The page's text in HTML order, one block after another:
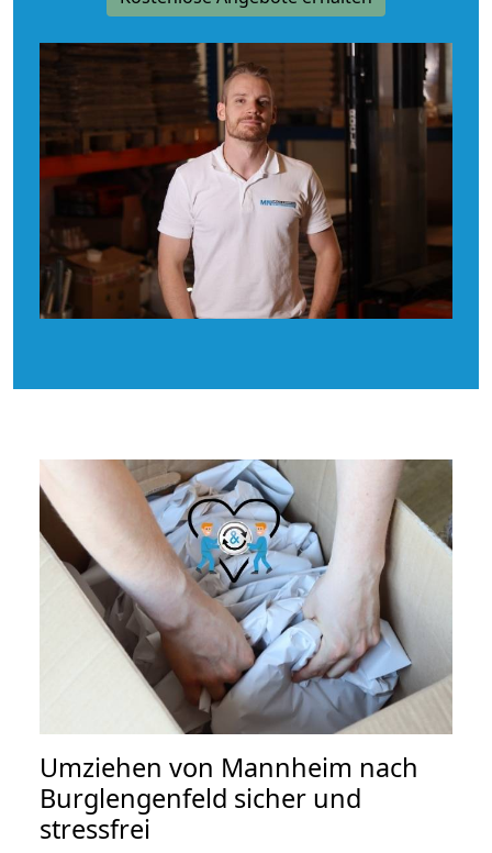
Umziehen von Mannheim nach
Burglengenfeld sicher und
stressfrei